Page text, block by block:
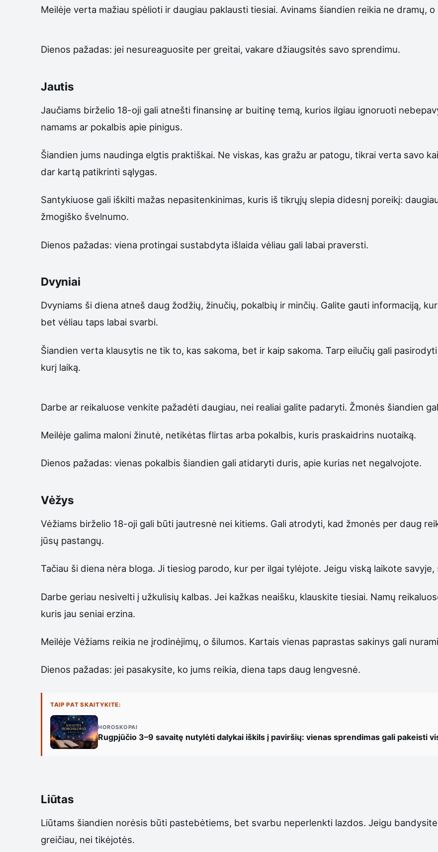
Meilėje verta mažiau spėlioti ir daugiau paklausti tiesiai. Avinams šiandien reikia ne dramų, o
Dienos pažadas: jei nesureaguosite per greitai, vakare džiaugsitės savo sprendimu.
Jautis
Jaučiams birželio 18-oji gali atnešti finansinę ar buitinę temą, kurios ilgiau ignoruoti
namams ar pokalbis apie pinigus.
Šiandien jums naudinga elgtis praktiškai. Ne viskas, kas gražu ar patogu, tikrai verta savo
dar kartą patikrinti sąlygas.
Santykiuose gali iškilti mažas nepasitenkinimas, kuris iš tikrųjų slepia didesnį poreikį:
žmogiško švelnumo.
Dienos pažadas: viena protingai sustabdyta išlaida vėliau gali labai praversti.
Dvyniai
Dvyniams ši diena atneš daug žodžių, žinučių, pokalbių ir minčių. Galite gauti informaciją,
bet vėliau taps labai svarbi.
Šiandien verta klausytis ne tik to, kas sakoma, bet ir kaip sakoma. Tarp eilučių gali
kurį laiką.
Darbe ar reikaluose venkite pažadėti daugiau, nei realiai galite padaryti. Žmonės šiandien
Meilėje galima maloni žinutė, netikėtas flirtas arba pokalbis, kuris praskaidrins nuotaiką.
Dienos pažadas: vienas pokalbis šiandien gali atidaryti duris, apie kurias net negalvojote.
Vėžys
Vėžiams birželio 18-oji gali būti jautresnė nei kitiems. Gali atrodyti, kad žmonės per daug
jūsų pastangų.
Tačiau ši diena nėra bloga. Ji tiesiog parodo, kur per ilgai tylėjote. Jeigu viską laikote
Darbe geriau nesivelti į užkulisių kalbas. Jei kažkas neaišku, klauskite tiesiai. Namų
kuris jau seniai erzina.
Meilėje Vėžiams reikia ne įrodinėjimų, o šilumos. Kartais vienas paprastas sakinys gali
Dienos pažadas: jei pasakysite, ko jums reikia, diena taps daug lengvesnė.
TAIP PAT SKAITYKITE:
HOROSKOPAI
Rugpjūčio 3–9 savaitę nutylėti dalykai iškils į paviršių: vienas sprendimas gali pakeisti
Liūtas
Liūtams šiandien norėsis būti pastebėtiems, bet svarbu neperlenkti lazdos. Jeigu
greičiau, nei tikėjotės.